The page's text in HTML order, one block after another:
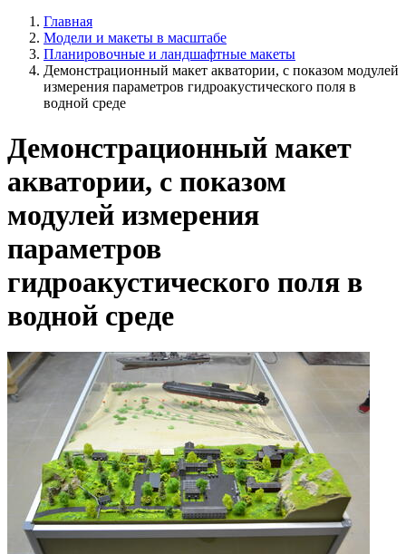
Главная
Модели и макеты в масштабе
Планировочные и ландшафтные макеты
Демонстрационный макет акватории, с показом модулей
измерения параметров гидроакустического поля в
водной среде
Демонстрационный макет
акватории, с показом
модулей измерения
параметров
гидроакустического поля в
водной среде